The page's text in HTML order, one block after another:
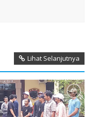
Lihat Selanjutnya